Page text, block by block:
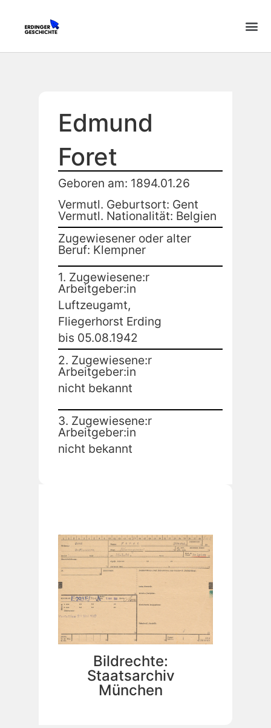
Edmund
Foret
Geboren am: 1894.01.26
Vermutl. Geburtsort: Gent
Vermutl. Nationalität: Belgien
Zugewiesener oder alter
Beruf: Klempner
1. Zugewiesene:r
Arbeitgeber:in
Luftzeugamt,
Fliegerhorst Erding
bis 05.08.1942
2. Zugewiesene:r
Arbeitgeber:in
nicht bekannt
3. Zugewiesene:r
Arbeitgeber:in
nicht bekannt
Bildrechte:
Staatsarchiv
München